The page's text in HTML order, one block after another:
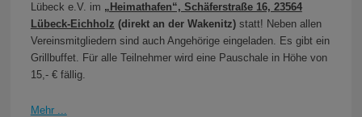
Lübeck e.V. im „Heimathafen“, Schäferstraße 16, 23564
Lübeck-Eichholz (direkt an der Wakenitz)statt! Neben allen
Vereinsmitgliedern sind auch Angehörige eingeladen. Es gibt ein
Grillbuffet. Für alle Teilnehmer wird eine Pauschale in Höhe von
15,- € fällig.
Mehr ...